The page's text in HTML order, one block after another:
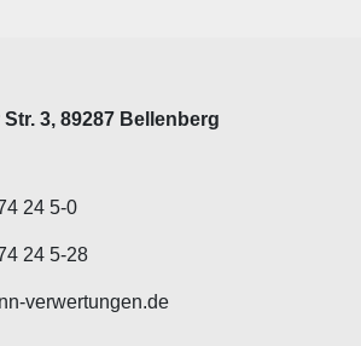
3, 89287 Bellenberg
24 5-0
24 5-28
verwertungen.de